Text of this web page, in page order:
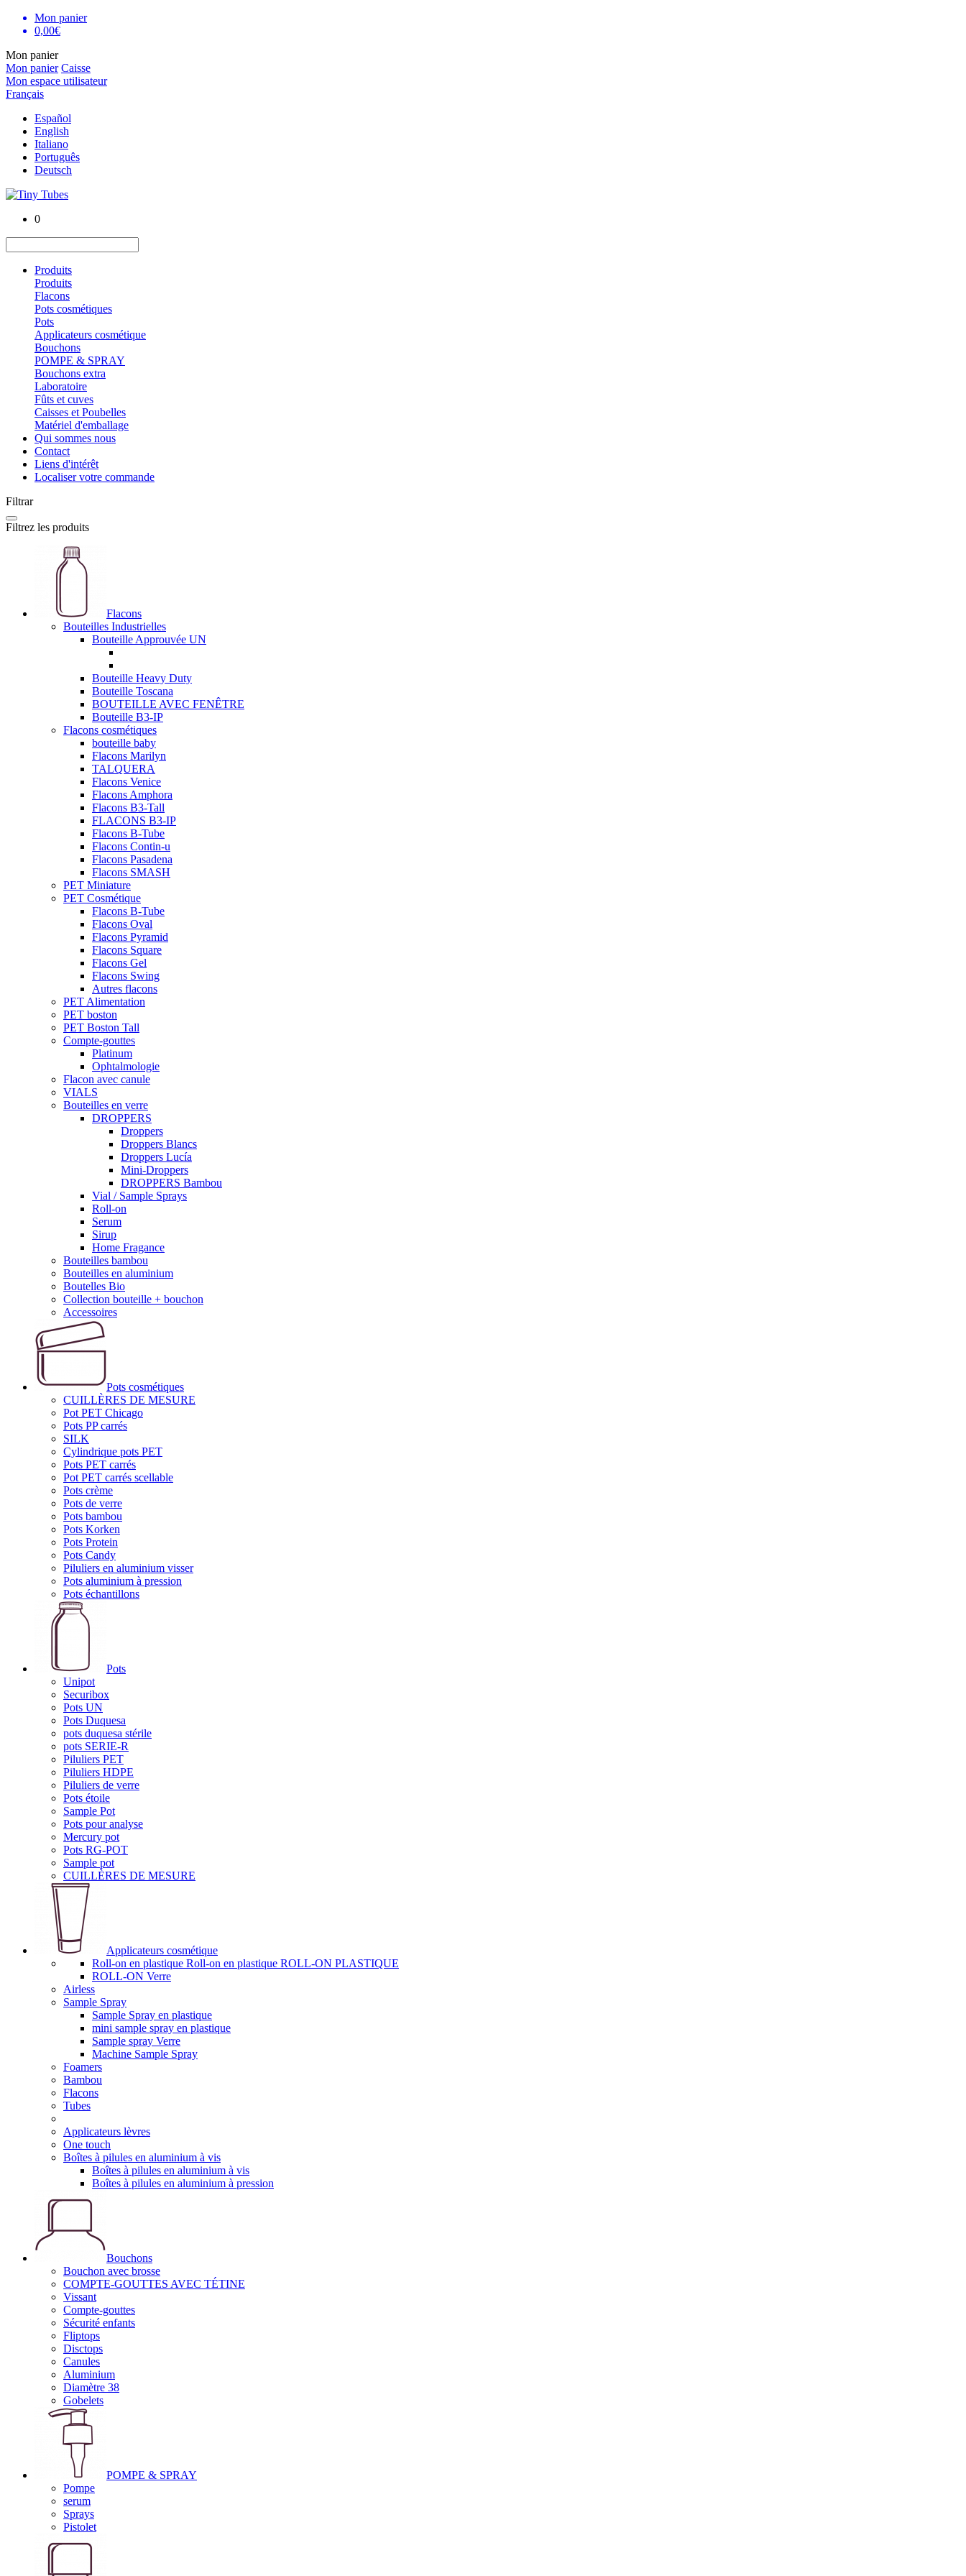
Mon panier
0,00€
Mon panier
Mon panier Caisse
Mon espace utilisateur
Français
Español
English
Italiano
Português
Deutsch
0
Produits
Produits
Flacons
Pots cosmétiques
Pots
Applicateurs cosmétique
Bouchons
POMPE & SPRAY
Bouchons extra
Laboratoire
Fûts et cuves
Caisses et Poubelles
Matériel d'emballage
Qui sommes nous
Contact
Liens d'intérêt
Localiser votre commande
Filtrar
Filtrez les produits
Flacons
Bouteilles Industrielles
Bouteille Approuvée UN
Bouteille Heavy Duty
Bouteille Toscana
BOUTEILLE AVEC FENÊTRE
Bouteille B3-IP
Flacons cosmétiques
bouteille baby
Flacons Marilyn
TALQUERA
Flacons Venice
Flacons Amphora
Flacons B3-Tall
FLACONS B3-IP
Flacons B-Tube
Flacons Contin-u
Flacons Pasadena
Flacons SMASH
PET Miniature
PET Cosmétique
Flacons B-Tube
Flacons Oval
Flacons Pyramid
Flacons Square
Flacons Gel
Flacons Swing
Autres flacons
PET Alimentation
PET boston
PET Boston Tall
Compte-gouttes
Platinum
Ophtalmologie
Flacon avec canule
VIALS
Bouteilles en verre
DROPPERS
Droppers
Droppers Blancs
Droppers Lucía
Mini-Droppers
DROPPERS Bambou
Vial / Sample Sprays
Roll-on
Serum
Sirup
Home Fragance
Bouteilles bambou
Bouteilles en aluminium
Boutelles Bio
Collection bouteille + bouchon
Accessoires
Pots cosmétiques
CUILLÈRES DE MESURE
Pot PET Chicago
Pots PP carrés
SILK
Cylindrique pots PET
Pots PET carrés
Pot PET carrés scellable
Pots crème
Pots de verre
Pots bambou
Pots Korken
Pots Protein
Pots Candy
Piluliers en aluminium visser
Pots aluminium à pression
Pots échantillons
Pots
Unipot
Securibox
Pots UN
Pots Duquesa
pots duquesa stérile
pots SERIE-R
Piluliers PET
Piluliers HDPE
Piluliers de verre
Pots étoile
Sample Pot
Pots pour analyse
Mercury pot
Pots RG-POT
Sample pot
CUILLÈRES DE MESURE
Applicateurs cosmétique
Roll-on en plastique Roll-on en plastique ROLL-ON PLASTIQUE
ROLL-ON Verre
Airless
Sample Spray
Sample Spray en plastique
mini sample spray en plastique
Sample spray Verre
Machine Sample Spray
Foamers
Bambou
Flacons
Tubes
Applicateurs lèvres
One touch
Boîtes à pilules en aluminium à vis
Boîtes à pilules en aluminium à vis
Boîtes à pilules en aluminium à pression
Bouchons
Bouchon avec brosse
COMPTE-GOUTTES AVEC TÉTINE
Vissant
Compte-gouttes
Sécurité enfants
Fliptops
Disctops
Canules
Aluminium
Diamètre 38
Gobelets
POMPE & SPRAY
Pompe
serum
Sprays
Pistolet